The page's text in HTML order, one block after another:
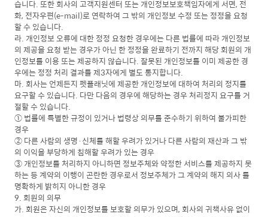
습니다. 또한 회사의 고객지원센터 또는 개인정보보호책임자에게 서면, 전
화, 전자우편(e-mail)로 연락하여 그 밖의 개인정보 수정 또는 정정을 요청
할 수 있습니다.
라. 개인정보 오류에 대한 정정 요청한 경우에는 다른 법률에 따라 개인정보
의 제공을 요청 받는 경우가 아닌 한 정정을 완료하기 전까지 해당 회원의 개
인정보를 이용 또는 제공하지 않습니다. 잘못된 개인정보를 이미 제공한 경
우에는 정정 처리 결과를 제3자에게 별도 통지합니다.
마. 회사는 언제든지 펫플래닛에 제공한 개인정보에 대하여 처리의 정지를
요구할 수 있습니다. 다만 다음의 경우에 해당하는 경우 처리정지 요구를 거
절할 수 있습니다.
① 법률에 특별한 규정이 있거나 법령상 의무를 준수하기 위하여 불가피한
경우
② 다른 사람의 생명·신체를 해할 우려가 있거나 다른 사람의 재산과 그 밖
의 이익을 부당하게 침해할 우려가 있는 경우
③ 개인정보를 처리하지 아니하면 정보주체와 약정한 서비스를 제공하지 못
하는 등 계약의 이행이 곤란한 경우로서 정보주체가 그 계약의 해지 의사 를
명확하게 밝히지 아니한 경우
9. 회원의 의무
가. 회원은 자신의 개인정보를 보호할 의무가 있으며, 회사의 귀책사유 없이